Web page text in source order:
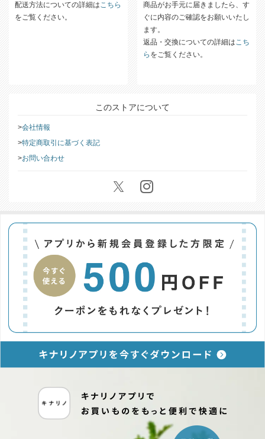
配送方法について 返品について
商品がお手元に届きましたら、す
ぐに内容のご確認をお願いいたし
ます。
会社情報
特定商取引に基づく表記